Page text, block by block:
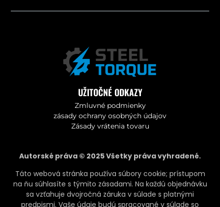
UŽITOČNÉ ODKAZY
Zmluvné podmienky
zásady ochrany osobných údajov
Zásady vrátenia tovaru
Autorské práva © 2025 Všetky práva vyhradené.
Táto webová stránka používa súbory cookie; prístupom
na ňu súhlasíte s týmito zásadami. Na každú objednávku
sa vzťahuje dvojročná záruka v súlade s platnými
predpismi. Vaše údaje budú spracované v súlade so